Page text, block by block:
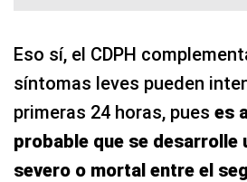
Eso sí, el CDPH
síntomas leves pueden
primeras 24 horas, pues es
probable que se desarrolle
severo o mortal entre el